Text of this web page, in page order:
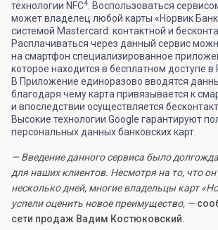
технологии NFC4
. Воспользоваться
может владелец любой карты «Норвик
системой Mastercard: контактной и
Расплачиваться через данный сервис
на смартфон специализированное
которое находится в бесплатном доступе в
В Приложение единоразово вводятся
благодаря чему карта привязывается к
и впоследствии осуществляется
Высокие технологии Google гарантируют
персональных данных банковских карт.
— Введение данного сервиса было
для наших клиентов. Несмотря на то, что он
несколько дней, многие владельцы карт
успели оценить новое преимущество, —
сети продаж Вадим Костюковский.